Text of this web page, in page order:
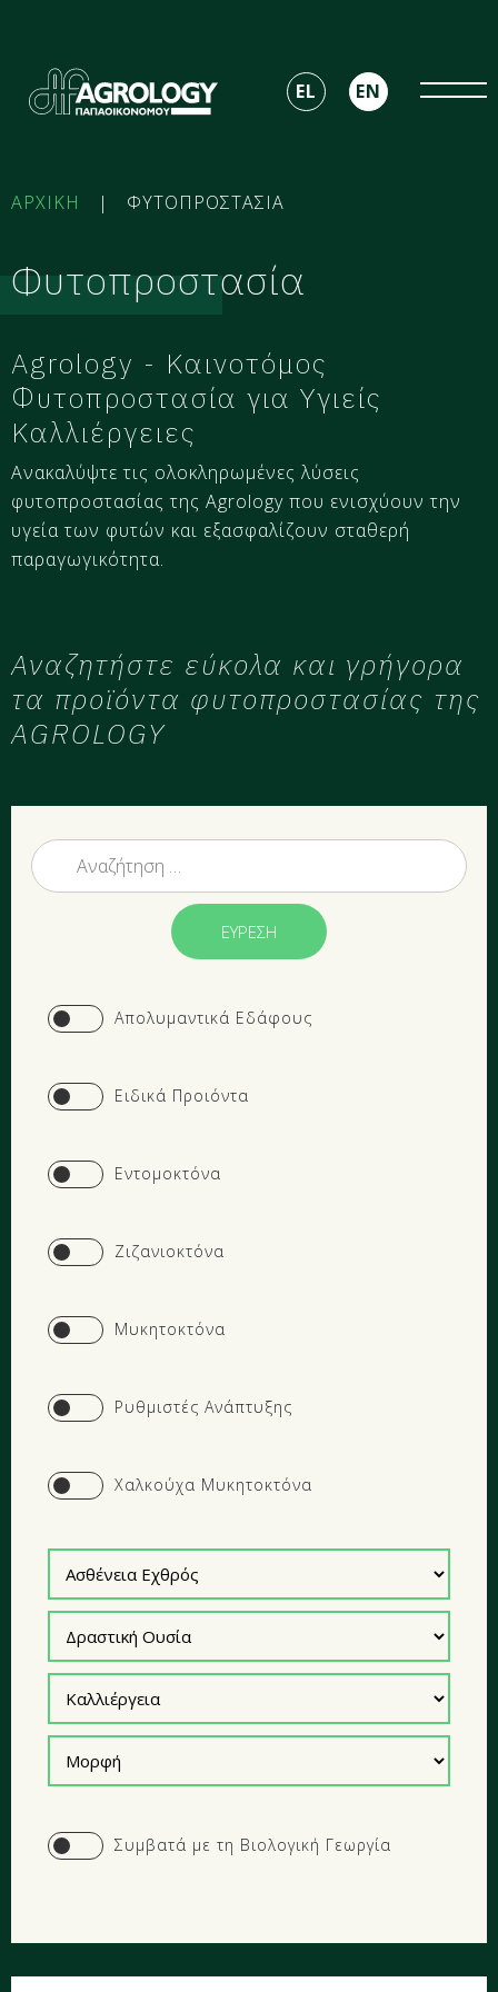
EL EN
ΑΡΧΙΚΗ | ΦΥΤΟΠΡΟΣΤΑΣΙΑ
Φυτοπροστασία
Agrology - Καινοτόμος
Φυτοπροστασία για Υγιείς
Καλλιέργειες
Ανακαλύψτε τις ολοκληρωμένες λύσεις
φυτοπροστασίας της Agrology που ενισχύουν την
υγεία των φυτών και εξασφαλίζουν σταθερή
παραγωγικότητα.
Αναζητήστε εύκολα και γρήγορα
τα προϊόντα φυτοπροστασίας της
AGROLOGY
Yes
Απολυμαντικά Εδάφους
Yes
Ειδικά Προιόντα
Yes
Εντομοκτόνα
Yes
Ζιζανιοκτόνα
Yes
Μυκητοκτόνα
Yes
Ρυθμιστές Ανάπτυξης
Yes
Χαλκούχα Μυκητοκτόνα
Yes
Συμβατά με τη Βιολογική Γεωργία